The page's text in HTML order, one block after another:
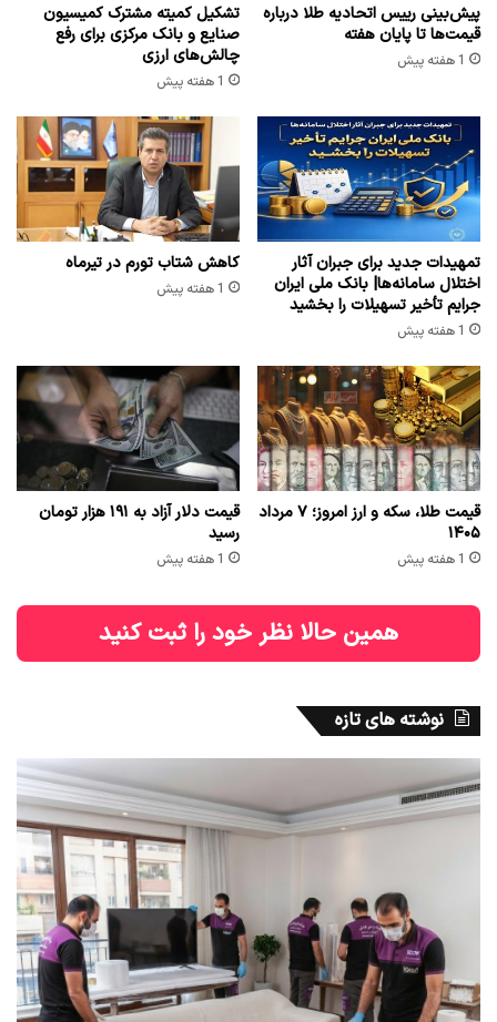
پیش‌بینی رییس اتحادیه طلا درباره
قیمت‌ها تا پایان هفته
1 هفته پیش
تشکیل کمیته مشترک کمیسیون
صنایع و بانک مرکزی برای رفع
چالش‌های ارزی
1 هفته پیش
تمهیدات جدید برای جبران آثار
اختلال سامانه‌ها| بانک ملی ایران
جرایم تأخیر تسهیلات را بخشید
1 هفته پیش
کاهش شتاب تورم در تیرماه
1 هفته پیش
قیمت طلا، سکه و ارز امروز؛ ۷ مرداد
۱۴۰۵
1 هفته پیش
قیمت دلار آزاد به ۱۹۱ هزار تومان
رسید
1 هفته پیش
همین حالا نظر خود را ثبت کنید
نوشته های تازه